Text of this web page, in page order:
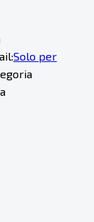
Solo per